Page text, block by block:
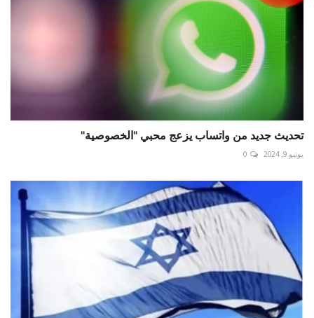
تحديث جديد من واتساب يزعج محبي "الخصوصية"
يونيو 9, 2024 0